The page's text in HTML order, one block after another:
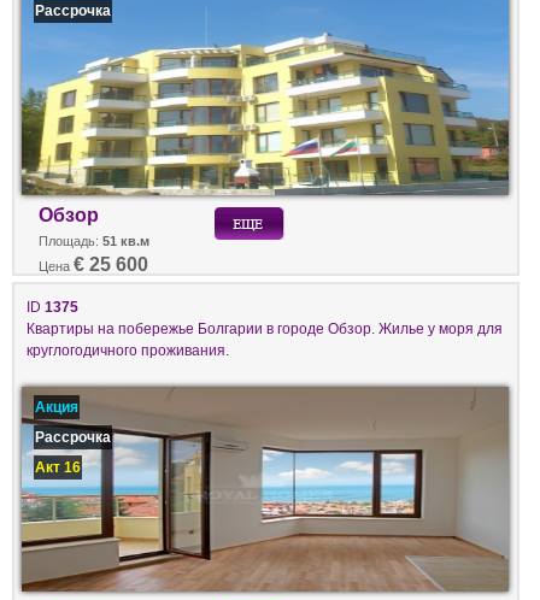
Рассрочка
Обзор
Площадь: 51 кв.м
Цена € 25 600
ID 1375
Квартиры на побережье Болгарии в городе Обзор. Жилье у моря для
круглогодичного проживания.
Акция
Рассрочка
Акт 16